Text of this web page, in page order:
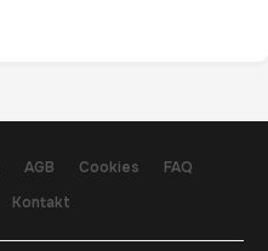
AGB Cookies
FAQ
Kontakt